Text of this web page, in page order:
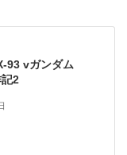
93 vガンダム
2